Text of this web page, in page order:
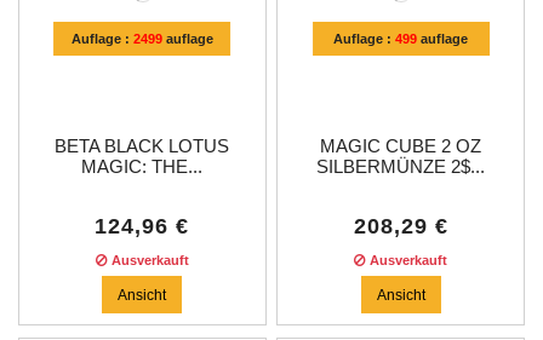
Auflage : 2499auflage
BETA BLACK LOTUS
MAGIC: THE...
124,96 €
Ausverkauft
Ansicht
Auflage :499 auflage
MAGIC CUBE 2 OZ
SILBERMÜNZE 2$...
208,29 €
Ausverkauft
Ansicht